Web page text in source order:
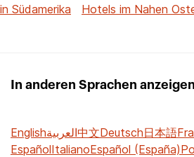
in Südamerika
Hotels im Nahen
In anderen Sprachen anzeigen
Englishالعربية中文Deutsch日本語
EspañolItalianoEspañol (España)